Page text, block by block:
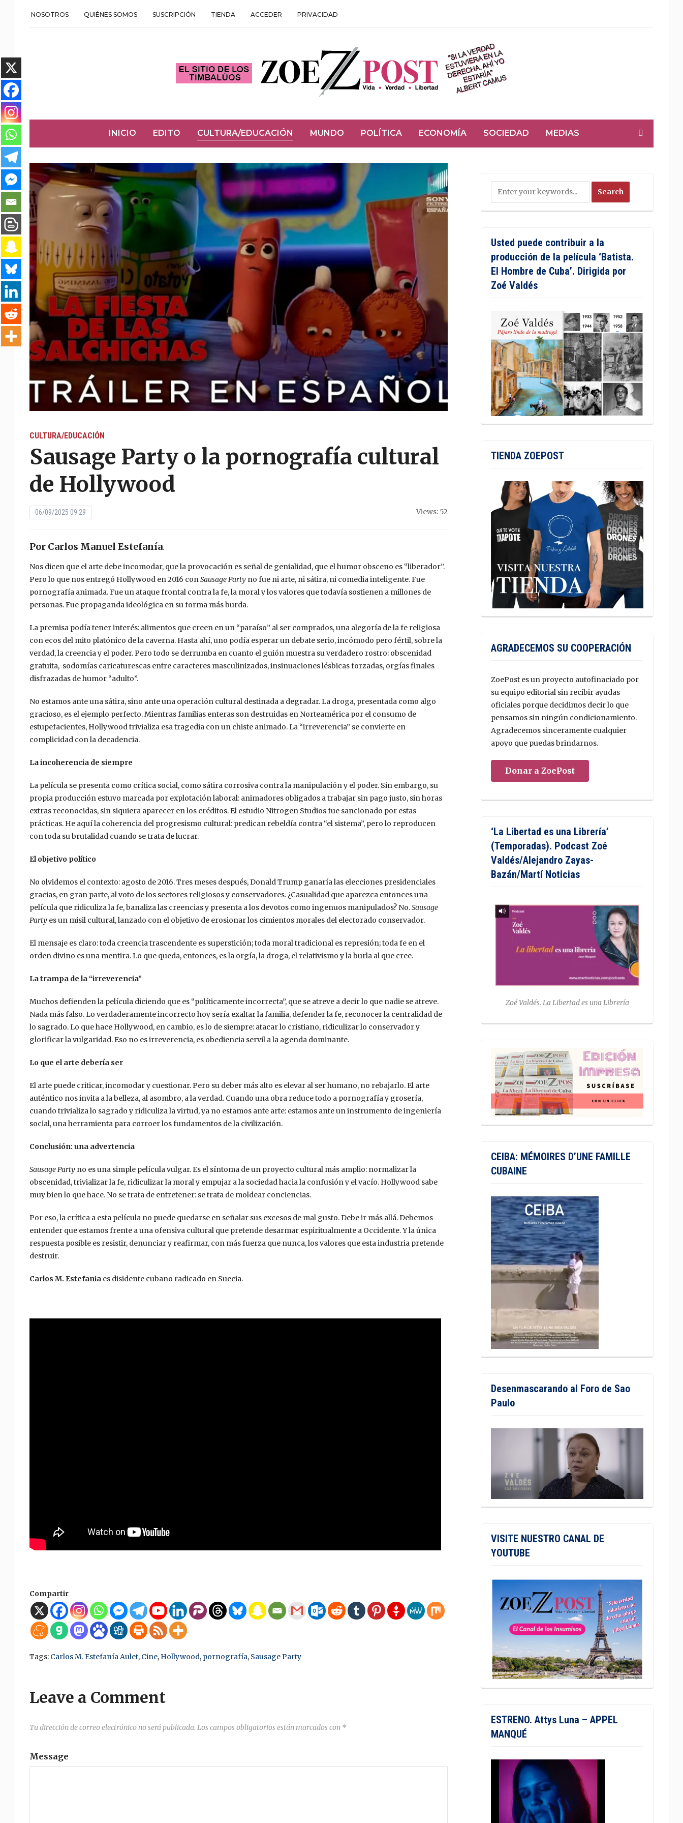
NOSOTROS QUIÉNES SOMOS SUSCRIPCIÓN TIENDA ACCEDER PRIVACIDAD
INICIO EDITO CULTURA/EDUCACIÓN MUNDO POLÍTICA ECONOMÍA SOCIEDAD MEDIAS
CULTURA/EDUCACIÓN
Sausage Party o la pornografía cultural
de Hollywood
06/09/2025 09:29 Views: 52
PorCarlos Manuel Estefanía.
Nos dicen que el arte debe incomodar, que la provocación es señal de genialidad, que el humor obsceno es “liberador”.
Pero lo que nos entregó Hollywood en 2016 conSausage Partyno fue ni arte, ni sátira, ni comedia inteligente. Fue
pornografía animada. Fue un ataque frontal contra la fe, la moral y los valores que todavía sostienen a millones de
personas. Fue propaganda ideológica en su forma más burda.
La premisa podía tener interés: alimentos que creen en un “paraíso” al ser comprados, una alegoría de la fe religiosa
con ecos del mito platónico de la caverna. Hasta ahí, uno podía esperar un debate serio, incómodo pero fértil, sobre la
verdad, la creencia y el poder. Pero todo se derrumba en cuanto el guión muestra su verdadero rostro: obscenidad
gratuita, sodomías caricaturescas entre caracteres masculinizados, insinuaciones lésbicas forzadas, orgías finales
disfrazadas de humor “adulto”.
No estamos ante una sátira, sino ante una operación cultural destinada a degradar. La droga, presentada como algo
gracioso, es el ejemplo perfecto. Mientras familias enteras son destruidas en Norteamérica por el consumo de
estupefacientes, Hollywood trivializa esa tragedia con un chiste animado. La “irreverencia” se convierte en
complicidad con la decadencia.
La incoherencia de siempre
La película se presenta como crítica social, como sátira corrosiva contra la manipulación y el poder. Sin embargo, su
propia producción estuvo marcada por explotación laboral: animadores obligados a trabajar sin pago justo, sin horas
extras reconocidas, sin siquiera aparecer en los créditos. El estudio Nitrogen Studios fue sancionado por estas
prácticas. He aquí la coherencia del progresismo cultural: predican rebeldía contra “el sistema”, pero lo reproducen
con toda su brutalidad cuando se trata de lucrar.
El objetivo político
No olvidemos el contexto: agosto de 2016. Tres meses después, Donald Trump ganaría las elecciones presidenciales
gracias, en gran parte, al voto de los sectores religiosos y conservadores. ¿Casualidad que aparezca entonces una
película que ridiculiza la fe, banaliza las creencias y presenta a los devotos como ingenuos manipulados? No.Sausage
Partyes un misil cultural, lanzado con el objetivo de erosionar los cimientos morales del electorado conservador.
El mensaje es claro: toda creencia trascendente es superstición; toda moral tradicional es represión; toda fe en el
orden divino es una mentira. Lo que queda, entonces, es la orgía, la droga, el relativismo y la burla al que cree.
La trampa de la “irreverencia”
Muchos defienden la película diciendo que es “políticamente incorrecta”, que se atreve a decir lo que nadie se atreve.
Nada más falso. Lo verdaderamente incorrecto hoy sería exaltar la familia, defender la fe, reconocer la centralidad de
lo sagrado. Lo que hace Hollywood, en cambio, es lo de siempre: atacar lo cristiano, ridiculizar lo conservador y
glorificar la vulgaridad. Eso no es irreverencia, es obediencia servil a la agenda dominante.
Lo que el arte debería ser
El arte puede criticar, incomodar y cuestionar. Pero su deber más alto es elevar al ser humano, no rebajarlo. El arte
auténtico nos invita a la belleza, al asombro, a la verdad. Cuando una obra reduce todo a pornografía y grosería,
cuando trivializa lo sagrado y ridiculiza la virtud, ya no estamos ante arte: estamos ante un instrumento de ingeniería
social, una herramienta para corroer los fundamentos de la civilización.
Conclusión: una advertencia
Sausage Partyno es una simple película vulgar. Es el síntoma de un proyecto cultural más amplio: normalizar la
obscenidad, trivializar la fe, ridiculizar la moral y empujar a la sociedad hacia la confusión y el vacío. Hollywood sabe
muy bien lo que hace. No se trata de entretener: se trata de moldear conciencias.
Por eso, la crítica a esta película no puede quedarse en señalar sus excesos de mal gusto. Debe ir más allá. Debemos
entender que estamos frente a una ofensiva cultural que pretende desarmar espiritualmente a Occidente. Y la única
respuesta posible es resistir, denunciar y reafirmar, con más fuerza que nunca, los valores que esta industria pretende
destruir.
Carlos M. Estefania es disidente cubano radicado en Suecia.
Compartir
Tags: Carlos M. Estefanía Aulet, Cine, Hollywood, pornografía, Sausage Party
Leave a Comment
Tu dirección de correo electrónico no será publicada. Los campos obligatorios están marcados con *
Message
Usted puede contribuir a la
producción de la película ‘Batista.
El Hombre de Cuba’. Dirigida por
Zoé Valdés
TIENDA ZOEPOST
AGRADECEMOS SU COOPERACIÓN
ZoePost es un proyecto autofinaciado por
su equipo editorial sin recibir ayudas
oficiales porque decidimos decir lo que
pensamos sin ningún condicionamiento.
Agradecemos sinceramente cualquier
apoyo que puedas brindarnos.
Donar a ZoePost
‘La Libertad es una Librería’
(Temporadas). Podcast Zoé
Valdés/Alejandro Zayas-
Bazán/Martí Noticias
Zoé Valdés. La Libertad es una Librería
CEIBA: MÉMOIRES D’UNE FAMILLE
CUBAINE
Desenmascarando al Foro de Sao
Paulo
VISITE NUESTRO CANAL DE
YOUTUBE
ESTRENO. Attys Luna – APPEL
MANQUÉ